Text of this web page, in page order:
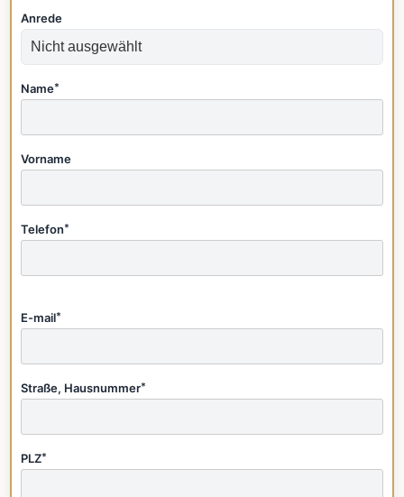
Anrede
Name*
Vorname
Telefon*
E-mail*
Straße, Hausnummer*
PLZ*